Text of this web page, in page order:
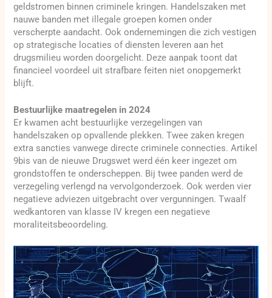
geldstromen binnen criminele kringen. Handelszaken met
nauwe banden met illegale groepen komen onder
verscherpte aandacht. Ook ondernemingen die zich vestigen
op strategische locaties of diensten leveren aan het
drugsmilieu worden doorgelicht. Deze aanpak toont dat
financieel voordeel uit strafbare feiten niet onopgemerkt
blijft.
Bestuurlijke maatregelen in 2024
Er kwamen acht bestuurlijke verzegelingen van
handelszaken op opvallende plekken. Twee zaken kregen
extra sancties vanwege directe criminele connecties. Artikel
9bis van de nieuwe Drugswet werd één keer ingezet om
grondstoffen te onderscheppen. Bij twee panden werd de
verzegeling verlengd na vervolgonderzoek. Ook werden vier
negatieve adviezen uitgebracht over vergunningen. Twaalf
wedkantoren van klasse IV kregen een negatieve
moraliteitsbeoordeling.